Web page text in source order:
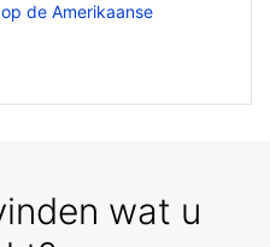
de Amerikaanse
wat u